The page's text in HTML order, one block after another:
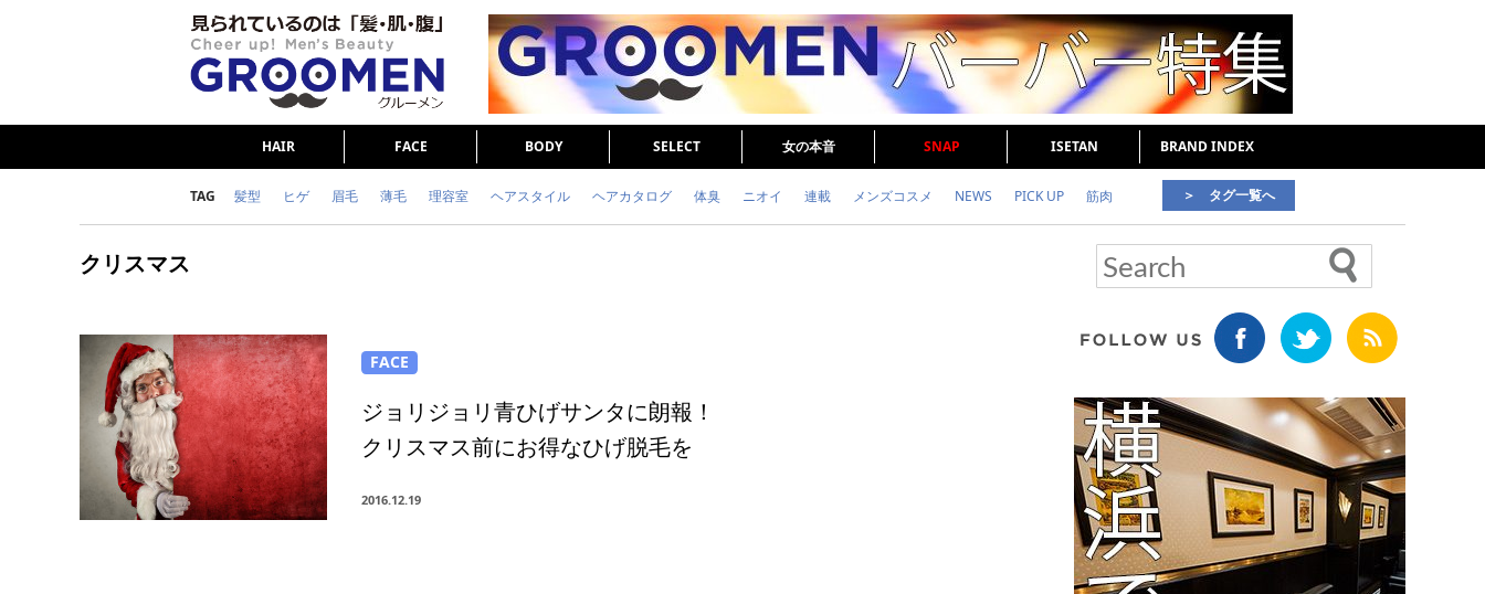
HAIR FACE BODY SELECT 女の本音 SNAP ISETAN BRAND INDEX
TAG 髪型 ヒゲ 眉毛 薄毛 理容室 ヘアスタイル ヘアカタログ 体臭 ニオイ 連載 メンズコスメ NEWS PICK UP 筋肉
頭皮ケア
＞ タグ一覧へ
クリスマス
FACE
ジョリジョリ青ひげサンタに朗報！
クリスマス前にお得なひげ脱毛を
2016.12.19